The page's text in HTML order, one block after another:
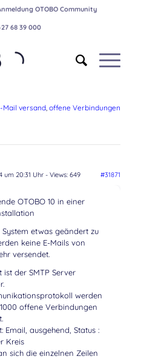
OTOBO Community
68 39 000
Mail versand,offene Verbindungen
um 20:31 Uhr- Views: 649 #31871
OTOBO 10 in einer
etwas geändert zu
keine E-Mails von
versendet.
ist der SMTP Server
werden
offene Verbindungen
Email, ausgehend, Status :
Kreis
sich die einzelnen Zeilen